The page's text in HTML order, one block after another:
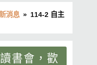
消息
114-2 自主
書會，歡